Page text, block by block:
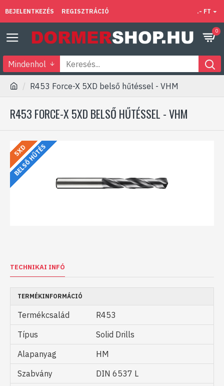
BEJELENTKEZÉS REGISZTRÁCIÓ .- FT
0
Mindenhol
R453 Force-X 5XD belső hűtéssel - VHM
R453 FORCE-X 5XD BELSŐ HŰTÉSSEL - VHM
BELSŐ HŰTÉS
5XD
TECHNIKAI INFÓ
TERMÉKINFORMÁCIÓ
Termékcsalád
R453
Típus
Solid Drills
Alapanyag
HM
Szabvány
DIN 6537 L